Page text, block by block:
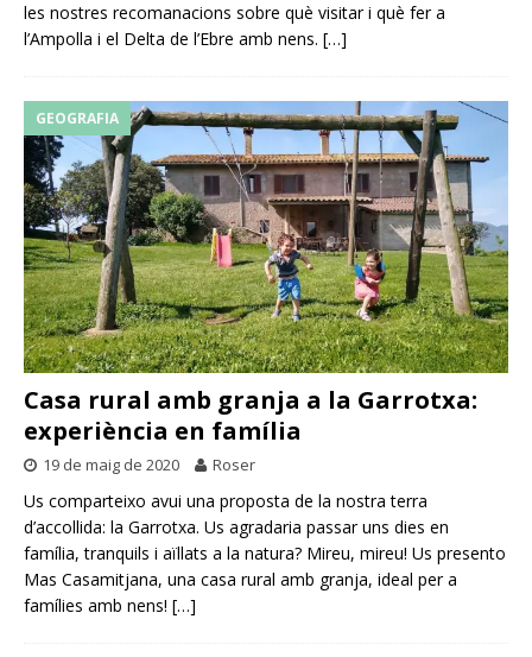
les nostres recomanacions sobre què visitar i què fer a
l’Ampolla i el Delta de l’Ebre amb nens. […]
GEOGRAFIA
Casa rural amb granja a la Garrotxa:
experiència en família
19 de maig de 2020 Roser
Us comparteixo avui una proposta de la nostra terra
d’accollida: la Garrotxa. Us agradaria passar uns dies en
família, tranquils i aïllats a la natura? Mireu, mireu! Us presento
Mas Casamitjana, una casa rural amb granja, ideal per a
famílies amb nens! […]